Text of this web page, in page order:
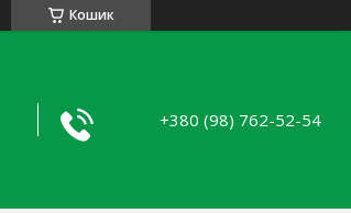
Кошик
+380 (98) 762-52-54